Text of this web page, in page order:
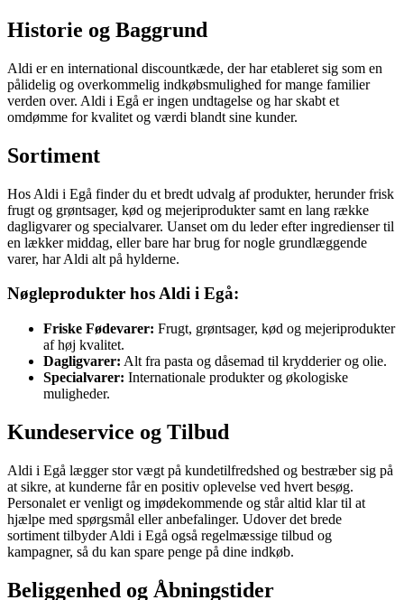
Historie og Baggrund
Aldi er en international discountkæde, der har etableret sig som en
pålidelig og overkommelig indkøbsmulighed for mange familier
verden over. Aldi i Egå er ingen undtagelse og har skabt et
omdømme for kvalitet og værdi blandt sine kunder.
Sortiment
Hos Aldi i Egå finder du et bredt udvalg af produkter, herunder frisk
frugt og grøntsager, kød og mejeriprodukter samt en lang række
dagligvarer og specialvarer. Uanset om du leder efter ingredienser til
en lækker middag, eller bare har brug for nogle grundlæggende
varer, har Aldi alt på hylderne.
Nøgleprodukter hos Aldi i Egå:
Friske Fødevarer: Frugt, grøntsager, kød og mejeriprodukter
af høj kvalitet.
Dagligvarer: Alt fra pasta og dåsemad til krydderier og olie.
Specialvarer: Internationale produkter og økologiske
muligheder.
Kundeservice og Tilbud
Aldi i Egå lægger stor vægt på kundetilfredshed og bestræber sig på
at sikre, at kunderne får en positiv oplevelse ved hvert besøg.
Personalet er venligt og imødekommende og står altid klar til at
hjælpe med spørgsmål eller anbefalinger. Udover det brede
sortiment tilbyder Aldi i Egå også regelmæssige tilbud og
kampagner, så du kan spare penge på dine indkøb.
Beliggenhed og Åbningstider